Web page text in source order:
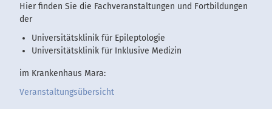
Hier finden Sie die Fachveranstaltungen und Fortbildungen
der
Universitätsklinik für Epileptologie
Universitätsklinik für Inklusive Medizin
im Krankenhaus Mara:
Veranstaltungsübersicht